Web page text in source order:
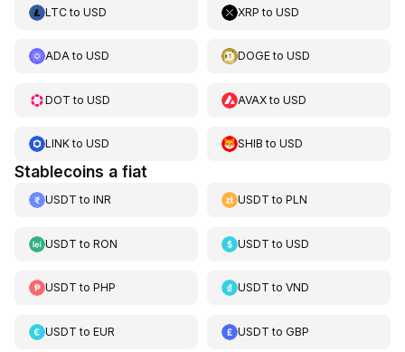
LTCto USD XRP toUSD
ADAto USD DOGEtoUSD
DOT to USD AVAXtoUSD
LINKto USD SHIB toUSD
Stablecoins a fiat
USDT to INR USDT toPLN
USDT to RON USDT toUSD
USDT to PHP USDT toVND
USDT to EUR USDT toGBP